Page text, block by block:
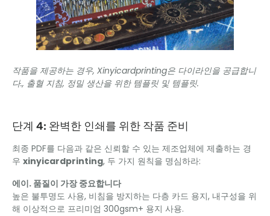
작품을 제공하는 경우, Xinyicardprinting은 다이라인을 공급합니
다., 출혈 지침, 정밀 생산을 위한 템플릿 및 템플릿.
단계 4: 완벽한 인쇄를 위한 작품 준비
최종 PDF를 다음과 같은 신뢰할 수 있는 제조업체에 제출하는 경
우 xinyicardprinting, 두 가지 원칙을 명심하라:
에이. 품질이 가장 중요합니다
높은 불투명도 사용, 비침을 방지하는 다층 카드 용지, 내구성을 위
해 이상적으로 프리미엄 300gsm+ 용지 사용.